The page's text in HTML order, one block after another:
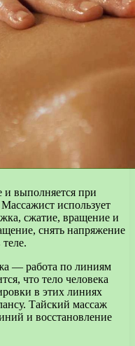
и выполняется при
использует
сжатие, вращение и
снять напряжение
— работа по линиям
что тело человека
в этих линиях
Тайский массаж
и восстановление